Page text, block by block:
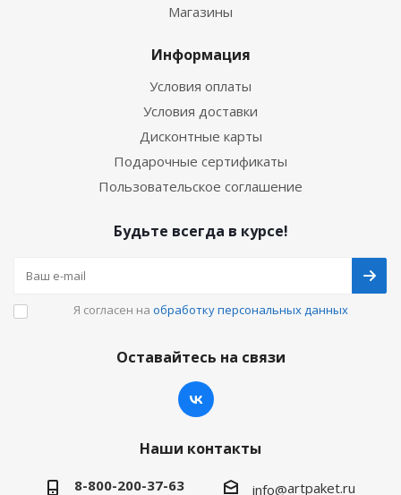
Магазины
Информация
Условия оплаты
Условия доставки
Дисконтные карты
Подарочные сертификаты
Пользовательское соглашение
Будьте всегда в курсе!
Я согласен на обработку персональных данных
Оставайтесь на связи
Наши контакты
8-800-200-37-63 info@artpaket.ru